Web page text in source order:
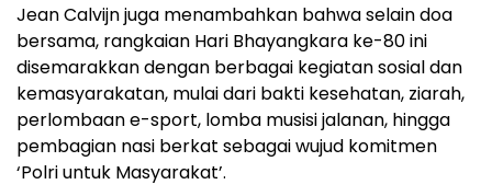
Jean Calvijn juga menambahkan bahwa selain doa
bersama, rangkaian Hari Bhayangkara ke-80 ini
disemarakkan dengan berbagai kegiatan sosial dan
kemasyarakatan, mulai dari bakti kesehatan, ziarah,
perlombaan e-sport, lomba musisi jalanan, hingga
pembagian nasi berkat sebagai wujud komitmen
‘Polri untuk Masyarakat’.